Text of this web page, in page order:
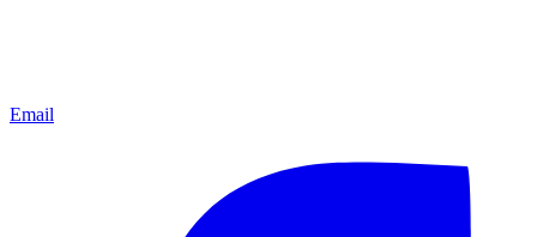
Email